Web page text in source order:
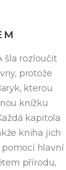
šla rozloučit
protože
kterou
knížku
kapitola
kniha jich
pomocí hlavní
přírodu,